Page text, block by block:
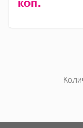
коп.